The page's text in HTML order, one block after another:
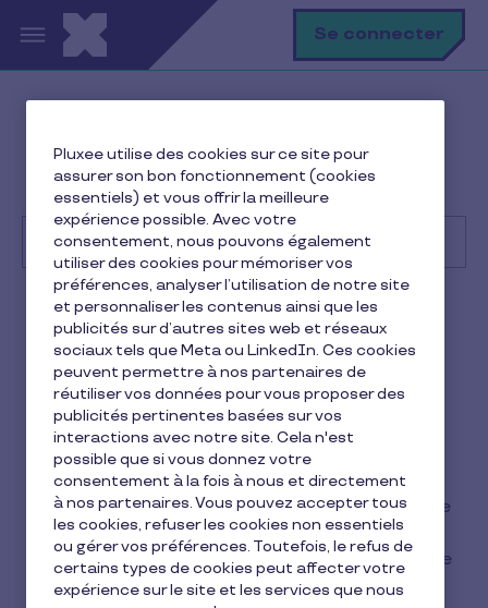
Aller au contenu principal Se connecter
Premiers pas
Comment est crédité mon compte ?
Recherche
Consommateur Pluxee CESU
Comment est crédité mon
compte ?
1 min de lecture 11 février 2026
lecture
Votre compte est crédité en fonction du mode de
gestion choisi par votre employeur :
-Soit un rythme de commande est défini à l'avance
(mensuel, trimestriel…), et vous devez faire votre
Pluxee utilise des cookies sur ce site pour
assurer son bon fonctionnement (cookies
essentiels) et vous offrir la meilleure
expérience possible. Avec votre
consentement, nous pouvons également
utiliser des cookies pour mémoriser vos
préférences, analyser l’utilisation de notre site
et personnaliser les contenus ainsi que les
publicités sur d’autres sites web et réseaux
sociaux tels que Meta ou LinkedIn. Ces cookies
peuvent permettre à nos partenaires de
réutiliser vos données pour vous proposer des
publicités pertinentes basées sur vos
interactions avec notre site. Cela n'est
possible que si vous donnez votre
consentement à la fois à nous et directement
à nos partenaires. Vous pouvez accepter tous
les cookies, refuser les cookies non essentiels
ou gérer vos préférences. Toutefois, le refus de
certains types de cookies peut affecter votre
expérience sur le site et les services que nous